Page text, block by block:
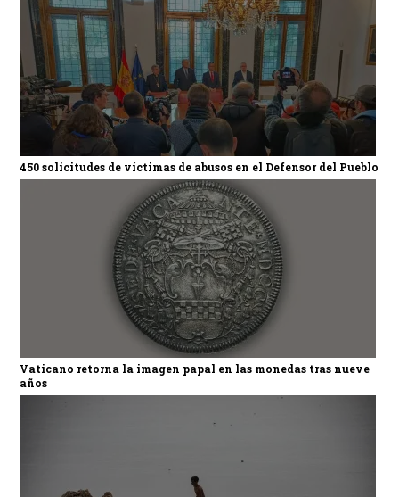
450 solicitudes de víctimas de abusos en el Defensor del Pueblo
Vaticano retorna la imagen papal en las monedas tras nueve
años